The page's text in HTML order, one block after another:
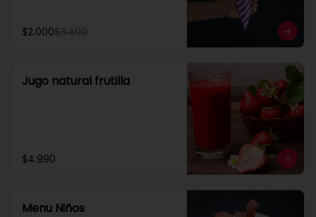
y mucho mas....
$2.000$3.400
Jugo natural frutilla
$4.990
Menu Niños